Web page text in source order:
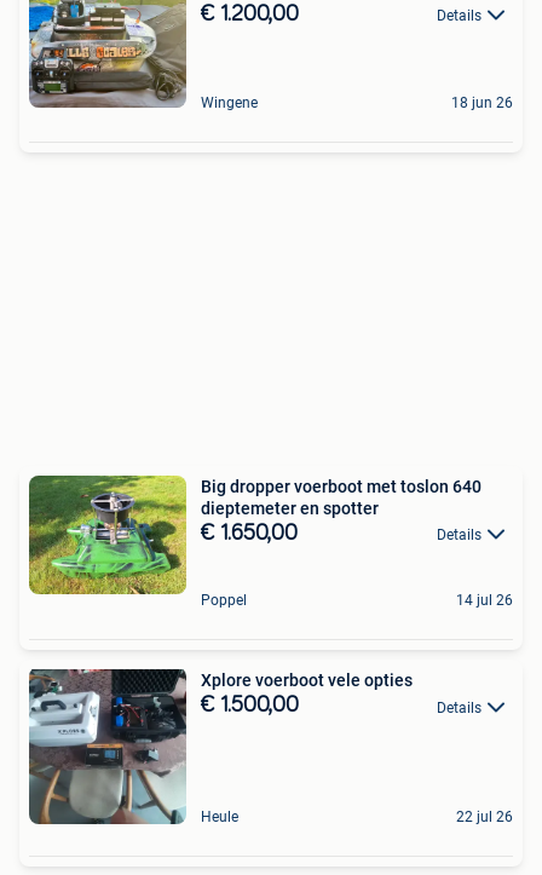
€ 1.200,00 Details
Wingene 18 jun 26
Big dropper voerboot met toslon 640
dieptemeter en spotter
€ 1.650,00 Details
Poppel 14 jul 26
Xplore voerboot vele opties
€ 1.500,00 Details
Heule 22 jul 26